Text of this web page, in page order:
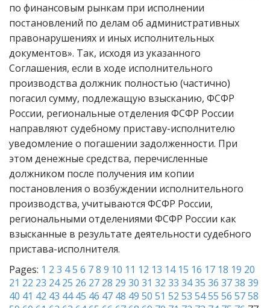
по финансовым рынкам при исполнении
постановлений по делам об административных
правонарушениях и иных исполнительных
документов». Так, исходя из указанного
Соглашения, если в ходе исполнительного
производства должник полностью (частично)
погасил сумму, подлежащую взысканию, ФСФР
России, региональные отделения ФСФР России
направляют судебному приставу-исполнителю
уведомление о погашении задолженности. При
этом денежные средства, перечисленные
должником после получения им копии
постановления о возбуждении исполнительного
производства, учитываются ФСФР России,
региональными отделениями ФСФР России как
взысканные в результате деятельности судебного
пристава-исполнителя.
Pages: 1 2 3 45 6 78 9 10 11 12 13 14 15 16 17 18 19 20
21 22 23 24 25 26 27 28 29 30 31 32 33 3435 36 3738 39
40 41 42 43 44 45 46 47 48 49 50 51 52 53 5455 56 5758